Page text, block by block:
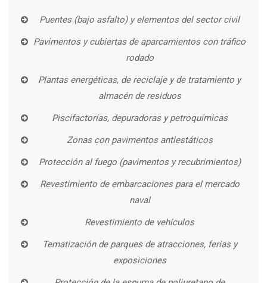
Puentes (bajo asfalto) y elementos del sector civil
Pavimentos y cubiertas de aparcamientos con tráfico
rodado
Plantas energéticas, de reciclaje y de tratamiento y
almacén de residuos
Piscifactorías, depuradoras y petroquímicas
Zonas con pavimentos antiestáticos
Protección al fuego (pavimentos y recubrimientos)
Revestimiento de embarcaciones para el mercado
naval
Revestimiento de vehículos
Tematización de parques de atracciones, ferias y
exposiciones